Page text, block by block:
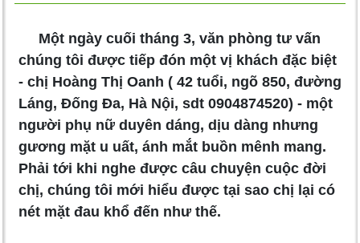
Một ngày cuối tháng 3, văn phòng tư vấn
chúng tôi được tiếp đón một vị khách đặc biệt
- chị Hoàng Thị Oanh ( 42 tuổi, ngõ 850, đường
Láng, Đống Đa, Hà Nội, sdt 0904874520) - một
người phụ nữ duyên dáng, dịu dàng nhưng
gương mặt u uất, ánh mắt buồn mênh mang.
Phải tới khi nghe được câu chuyện cuộc đời
chị, chúng tôi mới hiểu được tại sao chị lại có
nét mặt đau khổ đến như thế.